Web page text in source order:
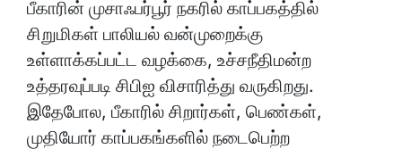
பீகாரின் முசாஃபர்பூர் நகரில் காப்பகத்தில்
சிறுமிகள் பாலியல் வன்முறைக்கு
உள்ளாக்கப்பட்ட வழக்கை, உச்சநீதிமன்ற
உத்தரவுப்படி சிபிஐ விசாரித்து வருகிறது.
இதேபோல, பீகாரில் சிறார்கள், பெண்கள்,
முதியோர் காப்பகங்களில் நடைபெற்ற